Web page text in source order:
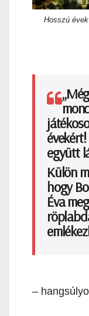
Hosszú
együtt
Külön
hogy
Éva
–